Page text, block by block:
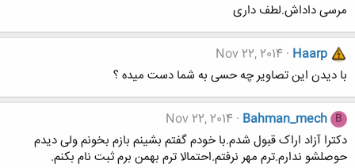
مرسی داداش.لطف داری
Haarp
Nov 22, 2014
با دیدن این تصاویر چه حسی به شما دست میده ؟
B
Bahman_mech
Nov 22, 2014
دکترا آزاد اراک قبول شدم.با خودم گفتم بشینم بازم بخونم ولی دیدم
حوصلشو ندارم.ترم مهر نرفتم.احتمالا ترم بهمن برم ثبت نام بکنم.